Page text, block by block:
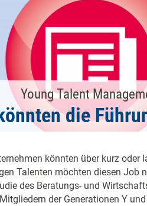
Young Talent
die
könnten über kurz
Talenten möchten diesen Job
des Beratungs- und
der Generationen Y